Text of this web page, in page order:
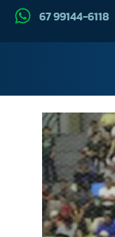
67 99144-6118